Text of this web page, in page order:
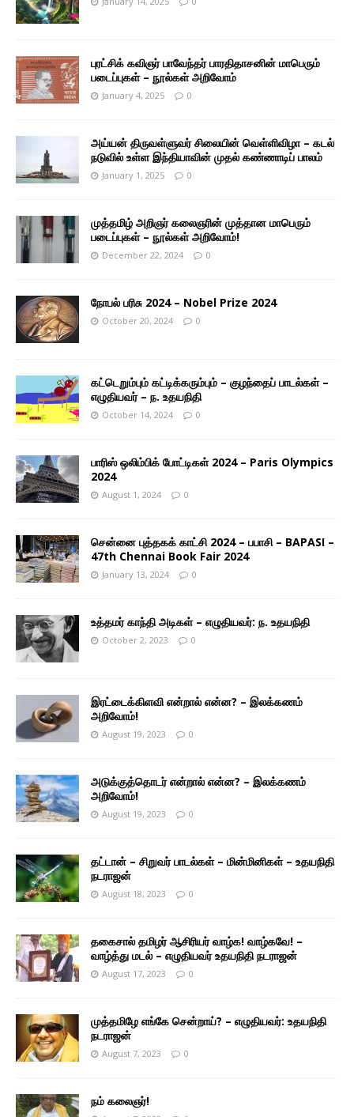
புரட்சிக் கவிஞர் பாவேந்தர் பாரதிதாசனின் மாபெரும்
படைப்புகள் – நூல்கள் அறிவோம்
January 4, 2025 0
அய்யன் திருவள்ளுவர் சிலையின் வெள்ளிவிழா – கடல்
நடுவில் உள்ள இந்தியாவின் முதல் கண்ணாடிப் பாலம்
January 1, 2025 0
முத்தமிழ் அறிஞர் கலைஞரின் முத்தான மாபெரும்
படைப்புகள் – நூல்கள் அறிவோம்!
December 22, 2024 0
நோபல் பரிசு 2024 – Nobel Prize 2024
October 20, 2024 0
கட்டெறும்பும் கட்டிக்கரும்பும் – குழந்தைப் பாடல்கள் –
எழுதியவர் – ந. உதயநிதி
October 14, 2024 0
பாரிஸ் ஒலிம்பிக் போட்டிகள் 2024 – Paris Olympics
2024
August 1, 2024 0
சென்னை புத்தகக் காட்சி 2024 – பபாசி – BAPASI –
47th Chennai Book Fair 2024
January 13, 2024 0
உத்தமர் காந்தி அடிகள் – எழுதியவர்: ந. உதயநிதி
October 2, 2023 0
இரட்டைக்கிளவி என்றால் என்ன? – இலக்கணம்
அறிவோம்!
August 19, 2023 0
அடுக்குத்தொடர் என்றால் என்ன? – இலக்கணம்
அறிவோம்!
August 19, 2023 0
தட்டான் – சிறுவர் பாடல்கள் – மின்மினிகள் – உதயநிதி
நடராஜன்
August 18, 2023 0
தகைசால் தமிழர் ஆசிரியர் வாழ்க! வாழ்கவே! –
வாழ்த்து மடல் – எழுதியவர் உதயநிதி நடராஜன்
August 17, 2023 0
முத்தமிழே எங்கே சென்றாய்? – எழுதியவர்: உதயநிதி
நடராஜன்
August 7, 2023 0
நம் கலைஞர்!